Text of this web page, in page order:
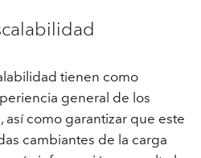
tienen como
general de los
así como garantizar que este
cambiantes de la carga